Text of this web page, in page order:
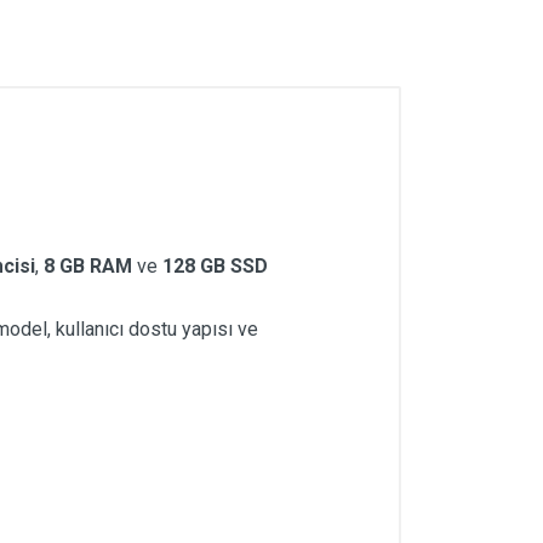
, 8 GB RAM ve 128 GB SSD
kullanıcı dostu yapısı ve